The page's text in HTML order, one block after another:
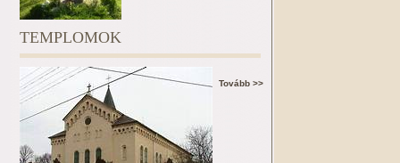
TEMPLOMOK
Tovább >>